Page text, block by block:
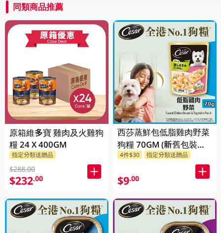
同類商品推薦
原箱維多寶 雞肉及火雞狗
糧 24 X 400GM
指定分類送贈品
$288.00
$232.00
西莎蒸鮮包低脂雞肉野菜
狗糧 70GM (新舊包裝隨
機發貨)
4件$30 指定分類送贈品
$9.00